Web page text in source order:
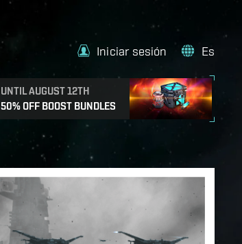
UNTIL AUGUST 12TH
50% OFF BOOST BUNDLES
Iniciar sesión Es